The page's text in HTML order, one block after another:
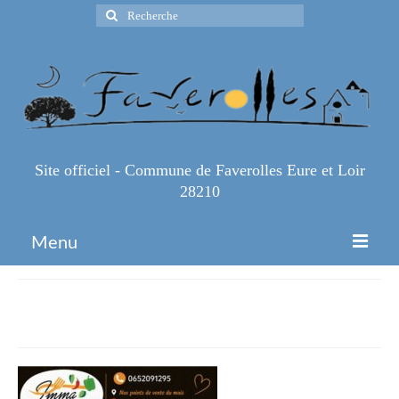
Rechercher
:
Site officiel - Commune de Faverolles Eure et Loir
28210
Menu
Infos Pratiques